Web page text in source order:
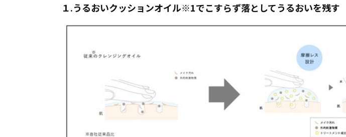
１.うるおいクッションオイル※1でこすらず落としてうるおいを残す